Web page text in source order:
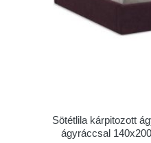
Sötétlila kárpitozott
ágyráccsal